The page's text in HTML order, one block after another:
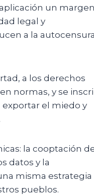
un
legal y
a la
a los derechos
normas, y se
el miedo y
la cooptación
datos y la
misma estrategia
pueblos.